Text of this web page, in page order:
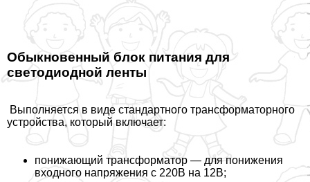
Обыкновенный блок питания для
светодиодной ленты
Выполняется в виде стандартного трaнcформаторного
устройства, который включает:
понижающий трaнcформатор — для понижения
входного напряжения с 220В на 12В;